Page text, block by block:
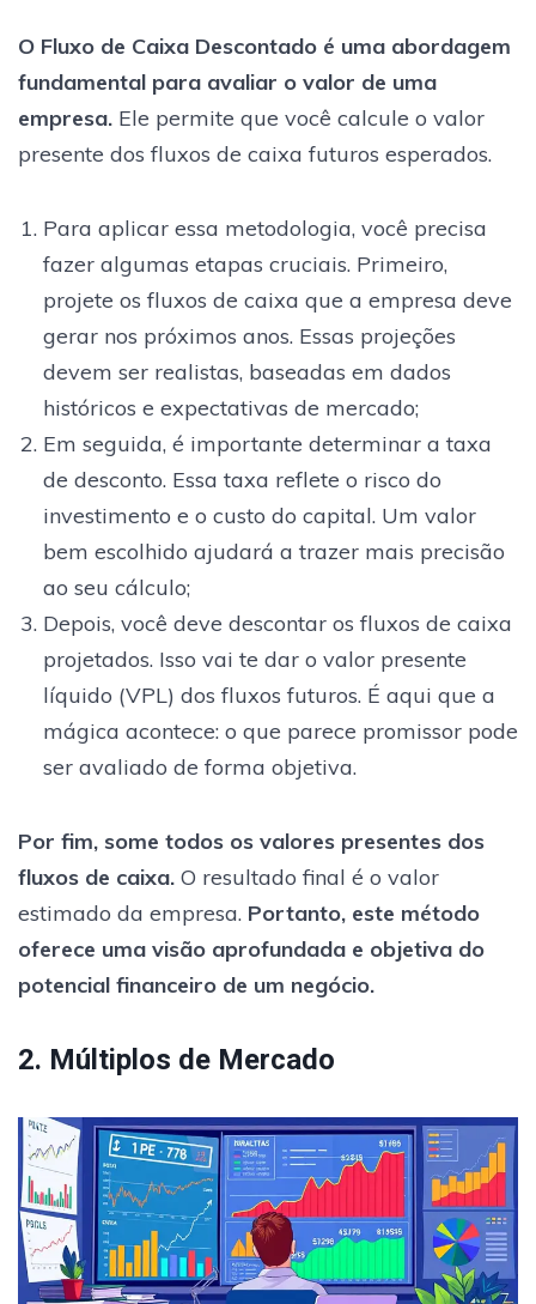
O Fluxo de Caixa Descontado é uma abordagem
fundamental para avaliar o valor de uma
empresa. Ele permite que você calcule o valor
presente dos fluxos de caixa futuros esperados.
Para aplicar essa metodologia, você precisa
fazer algumas etapas cruciais. Primeiro,
projete os fluxos de caixa que a empresa deve
gerar nos próximos anos. Essas projeções
devem ser realistas, baseadas em dados
históricos e expectativas de mercado;
Em seguida, é importante determinar a taxa
de desconto. Essa taxa reflete o risco do
investimento e o custo do capital. Um valor
bem escolhido ajudará a trazer mais precisão
ao seu cálculo;
Depois, você deve descontar os fluxos de caixa
projetados. Isso vai te dar o valor presente
líquido (VPL) dos fluxos futuros. É aqui que a
mágica acontece: o que parece promissor pode
ser avaliado de forma objetiva.
Por fim, some todos os valores presentes dos
fluxos de caixa. O resultado final é o valor
estimado da empresa. Portanto, este método
oferece uma visão aprofundada e objetiva do
potencial financeiro de um negócio.
2. Múltiplos de Mercado